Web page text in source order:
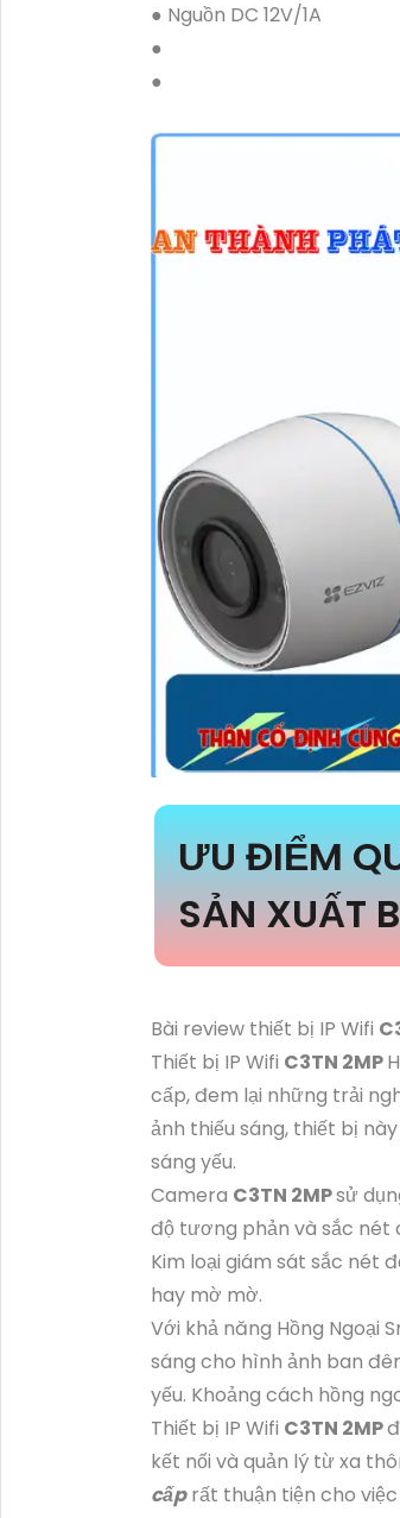
● Nguồn DC 12V/1A
●
●
ƯU ĐIỂM
SẢN XUẤT
Bài review thiết bị IP Wifi
Thiết bị IP Wifi C3TN 2MP
cấp, đem lại những trải
ảnh thiếu sáng, thiết bị
sáng yếu.
Camera C3TN 2MPsử
độ tương phản và sắc nét
Kim loại giám sát sắc nét
hay mờ mờ.
Với khả năng Hồng Ngoại
sáng cho hình ảnh ban
yếu. Khoảng cách hồng
Thiết bị IP Wifi C3TN 2MP
kết nối và quản lý từ xa
cấprất thuận tiện cho